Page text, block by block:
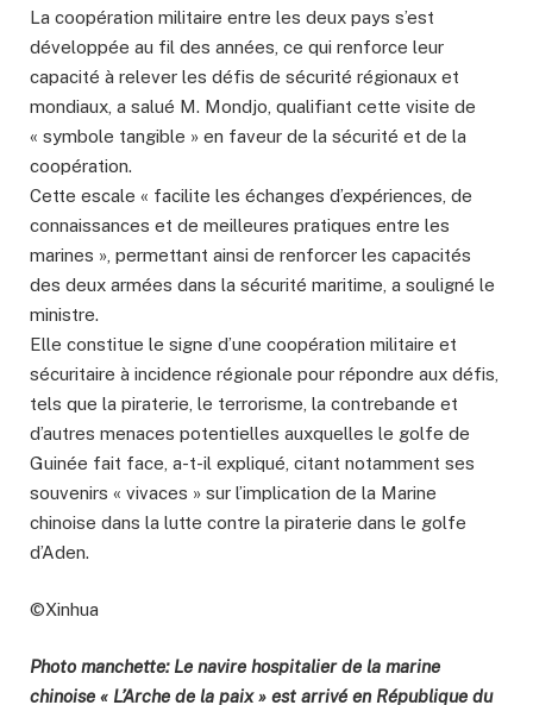
La coopération militaire entre les deux pays s’est
développée au fil des années, ce qui renforce leur
capacité à relever les défis de sécurité régionaux et
mondiaux, a salué M. Mondjo, qualifiant cette visite de
« symbole tangible » en faveur de la sécurité et de la
coopération.
Cette escale « facilite les échanges d’expériences, de
connaissances et de meilleures pratiques entre les
marines », permettant ainsi de renforcer les capacités
des deux armées dans la sécurité maritime, a souligné le
ministre.
Elle constitue le signe d’une coopération militaire et
sécuritaire à incidence régionale pour répondre aux défis,
tels que la piraterie, le terrorisme, la contrebande et
d’autres menaces potentielles auxquelles le golfe de
Guinée fait face, a-t-il expliqué, citant notamment ses
souvenirs « vivaces » sur l’implication de la Marine
chinoise dans la lutte contre la piraterie dans le golfe
d’Aden.
©Xinhua
Photo manchette: Le navire hospitalier de la marine
chinoise « L’Arche de la paix » est arrivé en République du